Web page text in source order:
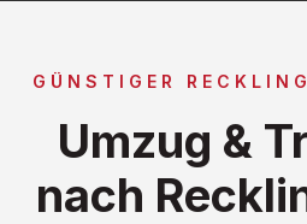
GÜNSTIGER
Umzug &
nach